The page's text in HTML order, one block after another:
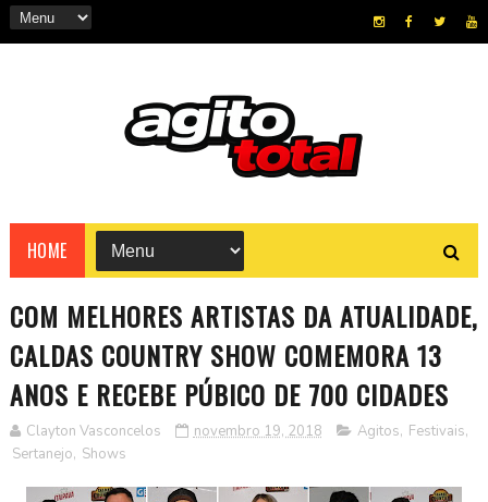
HOME
COM MELHORES ARTISTAS DA ATUALIDADE,
CALDAS COUNTRY SHOW COMEMORA 13
ANOS E RECEBE PÚBICO DE 700 CIDADES
Clayton Vasconcelos novembro 19, 2018 Agitos, Festivais,
Sertanejo, Shows